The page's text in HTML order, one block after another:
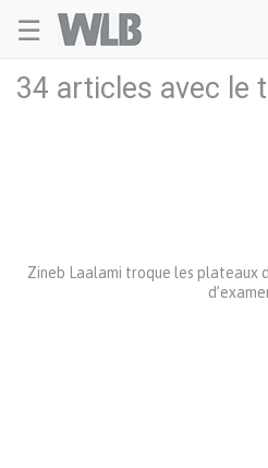
☰
34 articles avec le
Zineb Laalami troque les plateaux